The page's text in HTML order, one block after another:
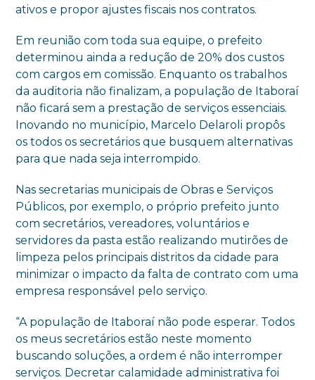
ativos e propor ajustes fiscais nos contratos.
Em reunião com toda sua equipe, o prefeito
determinou ainda a redução de 20% dos custos
com cargos em comissão. Enquanto os trabalhos
da auditoria não finalizam, a população de Itaboraí
não ficará sem a prestação de serviços essenciais.
Inovando no município, Marcelo Delaroli propôs
os todos os secretários que busquem alternativas
para que nada seja interrompido.
Nas secretarias municipais de Obras e Serviços
Públicos, por exemplo, o próprio prefeito junto
com secretários, vereadores, voluntários e
servidores da pasta estão realizando mutirões de
limpeza pelos principais distritos da cidade para
minimizar o impacto da falta de contrato com uma
empresa responsável pelo serviço.
“A população de Itaboraí não pode esperar. Todos
os meus secretários estão neste momento
buscando soluções, a ordem é não interromper
serviços. Decretar calamidade administrativa foi